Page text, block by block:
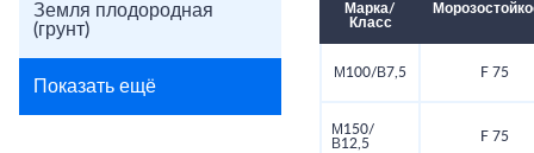
Земля плодородная
(грунт)
Показать ещё
Марка/
Класс
М100/В7,5 F 75
М150/
В12,5
F 75